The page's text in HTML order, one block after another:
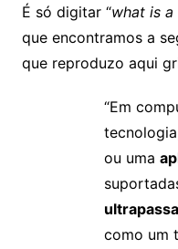
É só digitar “what is a
que encontramos a
que reproduzo aqui
“Em
ou uma
como um